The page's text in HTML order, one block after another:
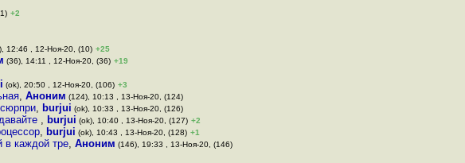
+2
12:46 , 12-Ноя-20, (10) +25
(36), 14:11 , 12-Ноя-20, (36) +19
(ok), 20:50 , 12-Ноя-20, (106) +3
, Аноним (124), 10:13 , 13-Ноя-20, (124)
, burjui (ok), 10:33 , 13-Ноя-20, (126)
, burjui (ok), 10:40 , 13-Ноя-20, (127) +2
, burjui (ok), 10:43 , 13-Ноя-20, (128) +1
в каждой тре, Аноним (146), 19:33 , 13-Ноя-20, (146)